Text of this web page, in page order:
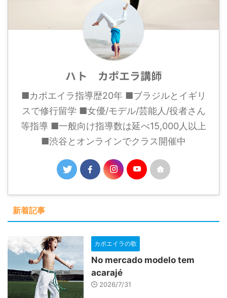
ハト カポエラ講師
■カポエイラ指導歴20年 ■ブラジルとイギリ
スで修行留学 ■女優/モデル/芸能人/役者さん
等指導 ■一般向け指導数は延べ15,000人以上
■渋谷とオンラインでクラス開催中
新着記事
カポエイラの歌
No mercado modelo tem
acarajé
2026/7/31